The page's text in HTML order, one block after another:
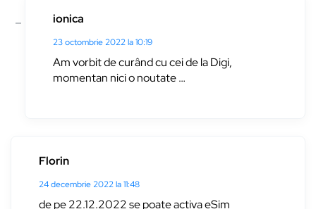
ionica
23 octombrie 2022 la 10:19
Am vorbit de curând cu cei de la Digi,
momentan nici o noutate …
Florin
24 decembrie 2022 la 11:48
de pe 22.12.2022 se poate activa eSim